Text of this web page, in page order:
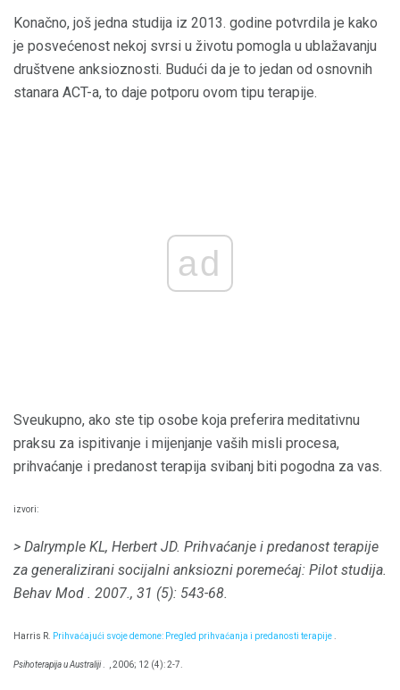
Konačno, još jedna studija iz 2013. godine potvrdila je kako
je posvećenost nekoj svrsi u životu pomogla u ublažavanju
društvene anksioznosti. Budući da je to jedan od osnovnih
stanara ACT-a, to daje potporu ovom tipu terapije.
ad
Sveukupno, ako ste tip osobe koja preferira meditativnu
praksu za ispitivanje i mijenjanje vaših misli procesa,
prihvaćanje i predanost terapija svibanj biti pogodna za vas.
izvori:
> Dalrymple KL, Herbert JD. Prihvaćanje i predanost terapije
za generalizirani socijalni anksiozni poremećaj: Pilot studija.
Behav Mod . 2007., 31 (5): 543-68.
Harris R. Prihvaćajući svoje demone: Pregled prihvaćanja i predanosti terapije
Psihoterapija u Australiji. , 2006; 12 (4): 2-7.